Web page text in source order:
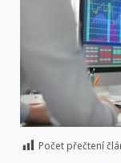
Počet přečtení